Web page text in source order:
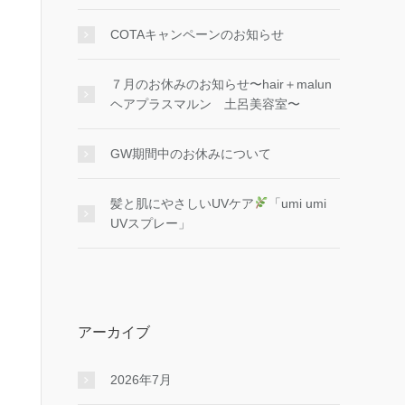
COTAキャンペーンのお知らせ
７月のお休みのお知らせ〜hair＋malun
ヘアプラスマルン 土呂美容室〜
GW期間中のお休みについて
髪と肌にやさしいUVケア
「umi umi
UVスプレー」
アーカイブ
2026年7月